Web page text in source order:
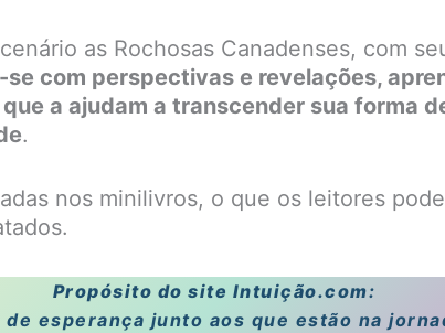
as Rochosas Canadenses, com
com perspectivas e revelações,
a ajudam a transcender sua forma
.
nos minilivros, o que os leitores
Propósito do site Intuição.com:
esperança junto aos que estão na